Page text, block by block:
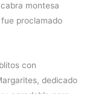
montesa
proclamado
con
dedicado